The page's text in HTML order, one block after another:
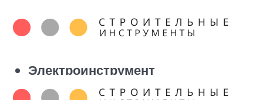
Электроинструмент
Болгарка